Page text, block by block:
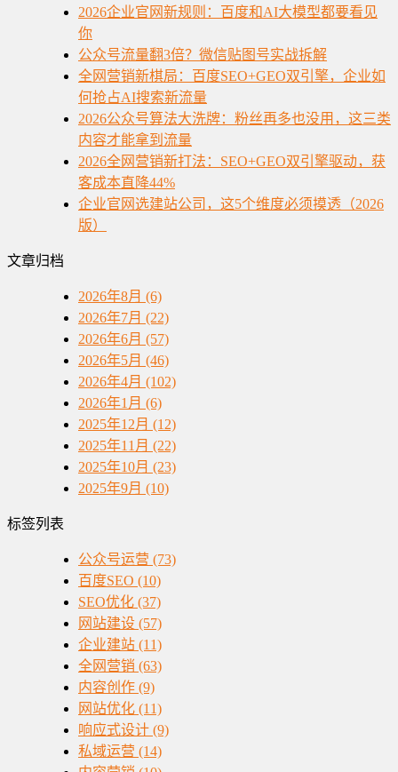
2026企业官网新规则：百度和AI大模型都要看见
你
公众号流量翻3倍？微信贴图号实战拆解
全网营销新棋局：百度SEO+GEO双引擎，企业如
何抢占AI搜索新流量
2026公众号算法大洗牌：粉丝再多也没用，这三类
内容才能拿到流量
2026全网营销新打法：SEO+GEO双引擎驱动，获
客成本直降44%
企业官网选建站公司，这5个维度必须摸透（2026
版）
文章归档
2026年8月 (6)
2026年7月 (22)
2026年6月 (57)
2026年5月 (46)
2026年4月 (102)
2026年1月 (6)
2025年12月 (12)
2025年11月 (22)
2025年10月 (23)
2025年9月 (10)
标签列表
公众号运营 (73)
百度SEO (10)
SEO优化 (37)
网站建设 (57)
企业建站 (11)
全网营销 (63)
内容创作 (9)
网站优化 (11)
响应式设计 (9)
私域运营 (14)